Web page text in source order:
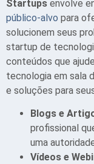
Startups envolve
público-alvo para
solucionem seus
startup de
conteúdos que
tecnologia em sala
e soluções para
Blogs e
profissional
uma
Vídeos e